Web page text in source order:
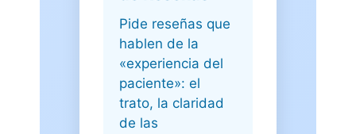
Pide reseñas que
hablen de la
«experiencia del
paciente»: el
trato, la claridad
de las